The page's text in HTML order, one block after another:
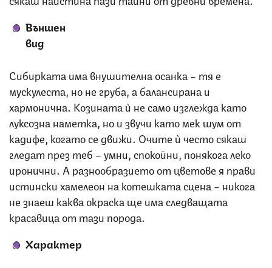
Външен
вид
Сибирката има внушителна осанка – тя е
мускулеста, но не груба, а балансирана и
хармонична. Козината ѝ не само изглежда като
луксозна наметка, но и звучи като мек шум от
кадифе, когато се движи. Очите ѝ често сякаш
гледат през теб – умни, спокойни, понякога леко
иронични. А разнообразието от цветове я прави
истински хамелеон на котешката сцена – никога
не знаеш каква окраска ще има следващата
красавица от тази порода.
Характер